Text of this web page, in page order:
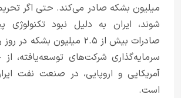
میلیون بشکه صادر می‌کند. حتی اگر
شوند، ایران به دلیل نبود تکنولوژی
صادرات بیش از ۲.۵ میلیون بشکه
سرمایه‌گذاری شرکت‌های توسعه‌یافته،
آمریکایی و اروپایی، در صنعت نفت
است.